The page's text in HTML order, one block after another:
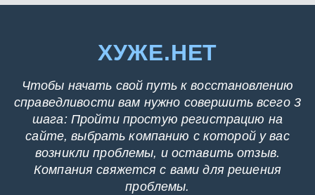
ХУЖЕ.НЕТ
Чтобы начать свой путь к восстановлению
справедливости вам нужно совершить всего 3
шага: Пройти простую регистрацию на
сайте, выбрать компанию с которой у вас
возникли проблемы, и оставить отзыв.
Компания свяжется с вами для решения
проблемы.